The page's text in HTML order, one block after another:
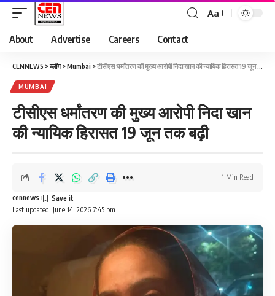
Aa
About Advertise Careers Contact
CENNEWS >ब्लॉग>Mumbai >टीसीएस धर्मांतरण की मुख्य आरोपी निदा खान की न्यायिक हिरासत 19 जून तक बढ़ी
MUMBAI
टीसीएस धर्मांतरण की मुख्य आरोपी निदा खान
की न्यायिक हिरासत 19 जून तक बढ़ी
Last updated: June 14, 2026 7:45 pm
cennews
1 Min Read